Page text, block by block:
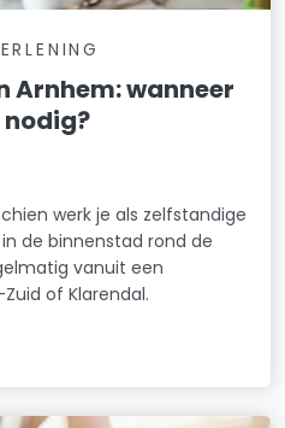
Arnhem: wanneer
nodig?
werk je als zelfstandige
de binnenstad rond de
vanuit een
of Klarendal.